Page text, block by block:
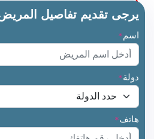
يرجى تقديم تفاصيل
اسم *
دولة*
هاتف*